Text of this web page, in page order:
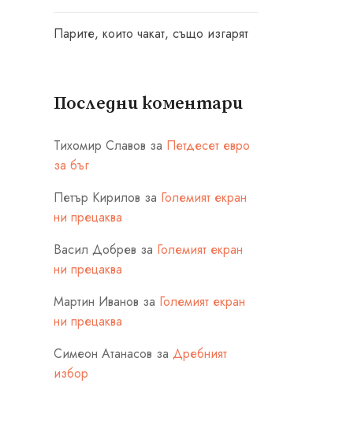
Парите, които чакат, също изгарят
Последни коментари
Тихомир Славов за Петдесет евро
за бъг
Петър Кирилов за Големият екран
ни прецаква
Васил Добрев за Големият екран
ни прецаква
Мартин Иванов за Големият екран
ни прецаква
Симеон Атанасов за Дребният
избор